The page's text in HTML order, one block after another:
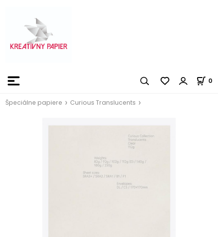
0
Špeciálne papiere Curious Translucents